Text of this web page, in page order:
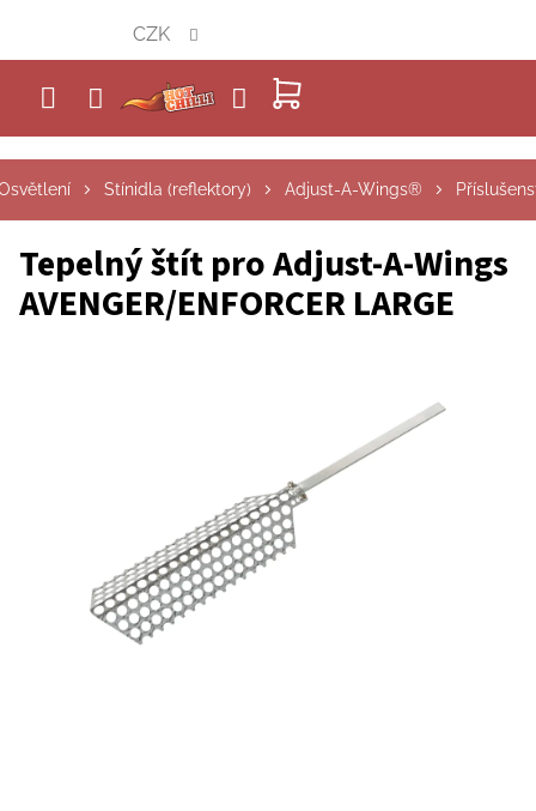
obsah
NÁKUPNÍ
KOŠÍK
CZK
Stínidla (reflektory) Adjust-A-Wings®
Tepelný štít pro Adjust-A-Wings
AVENGER/ENFORCER LARGE